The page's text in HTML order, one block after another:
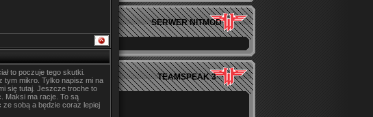
to poczuje tego skutki.
tym mikro. Tylko napisz mi na
się tutaj. Jeszcze troche to
Maksi ma racje. To są
sobą a będzie coraz lepiej
SERWER NITMOD
TEAMSPEAK 3